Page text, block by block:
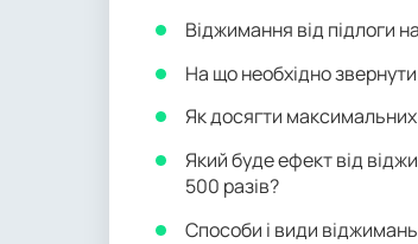
Віджимання від підлоги
На що необхідно звернути
Як досягти максимальних
Який буде ефект від
500 разів?
Способи і види